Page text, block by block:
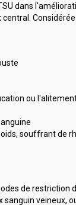
dans
ou
souffrant de
de
veineux,